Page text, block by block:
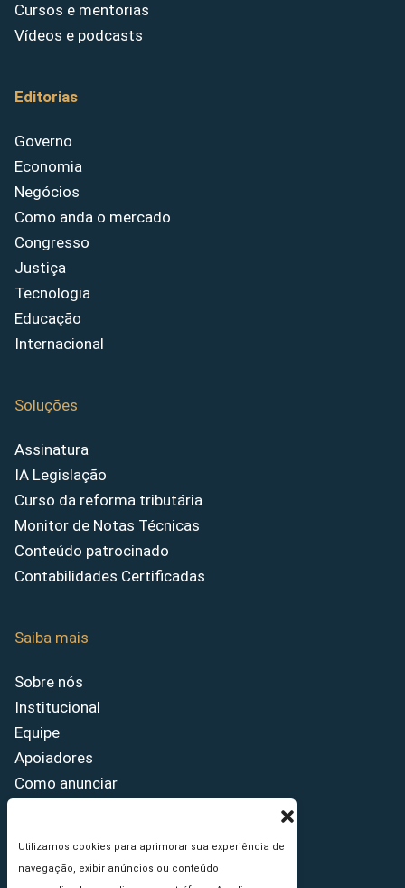
Utilizamos cookies para aprimorar sua experiência de
navegação, exibir anúncios ou conteúdo
Cursos e mentorias
Vídeos e podcasts
Editorias
Governo
Economia
Negócios
Como anda o mercado
Congresso
Justiça
Tecnologia
Educação
Internacional
Soluções
Assinatura
IA Legislação
Curso da reforma tributária
Monitor de Notas Técnicas
Conteúdo patrocinado
Contabilidades Certificadas
Saiba mais
Sobre nós
Institucional
Equipe
Apoiadores
Como anunciar